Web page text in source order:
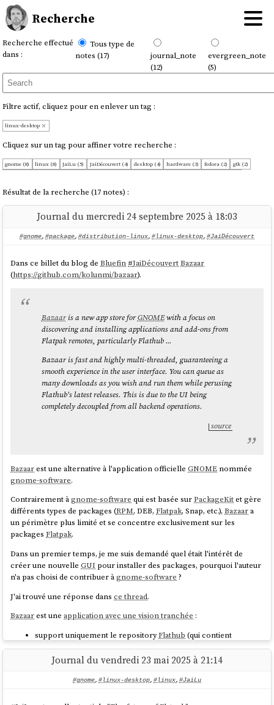
Recherche
Recherche effectué
dans :
Tous type de
notes (17)
journal_note
(12)
evergreen_note
(5)
Filtre actif, cliquez pour en enlever un tag :
linux-desktop
Cliquez sur un tag pour affiner votre recherche :
gnome (8) linux (8) JaiLu (5) JaiDécouvert (4) desktop (4) hardware (3) fedora (2)
gtk (2)
Résultat de la recherche (17 notes) :
Journal du mercredi 24 septembre 2025 à 18:03
#gnome, #package, #distribution-linux, #linux-desktop, #JaiDécouvert
Dans ce billet du blog deBluefin #JaiDécouvert Bazaar
(https://github.com/kolunmi/bazaar).
Bazaaris a new app store forGNOMEwith a focus on
discovering and installing applications and add-ons from
Flatpak remotes, particularly Flathub ...
Bazaar is fast and highly multi-threaded, guaranteeing a
smooth experience in the user interface. You can queue as
many downloads as you wish and run them while perusing
Flathub's latest releases. This is due to the UI being
completely decoupled from all backend operations.
source
Bazaarest une alternative à l'application officielleGNOME nommée
gnome-software.
Contrairement à gnome-software qui est basée surPackageKitet gère
différents types de packages (RPM, DEB,Flatpak, Snap, etc.),Bazaara
un périmètre plus limité et se concentre exclusivement sur les
packagesFlatpak.
Dans un premier temps, je me suis demandé quel était l'intérêt de
créer une nouvelleGUI pour installer des packages, pourquoi l'auteur
n'a pas choisi de contribuer à gnome-software ?
J'ai trouvé une réponse dansce thread.
Bazaarest uneapplication avec une vision tranchée :
support uniquement le repositoryFlathub (qui contient
seulement des packagesFlatpak) ;
mise en avant de solution pour faire des donations.
Cette vision a permis à l'auteur de créer Bazaar en mai 2025, à partir de
Journal du vendredi 23 mai 2025 à 21:14
#gnome, #linux-desktop, #linux, #JaiLu